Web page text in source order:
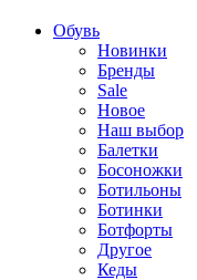
Обувь
Новинки
Бренды
Sale
Новое
Наш выбор
Балетки
Босоножки
Ботильоны
Ботинки
Ботфорты
Другое
Кеды